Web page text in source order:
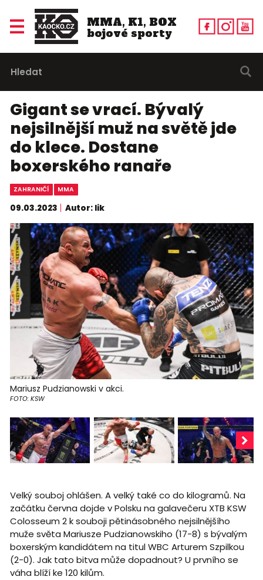
MMA, K1, BOX
bojové sporty
Gigant se vrací. Bývalý
nejsilnější muž na světě jde
do klece. Dostane
boxerského ranaře
ZAHRANIČÍ MMA
09.03.2023 Autor: lik
Mariusz Pudzianowski v akci.
FOTO: KSW
Velký souboj ohlášen. A velký také co do kilogramů. Na
začátku června dojde v Polsku na galavečeru XTB KSW
Colosseum 2 k souboji pětinásobného nejsilnějšího
muže světa Mariusze Pudzianowskiho (17-8) s bývalým
boxerským kandidátem na titul WBC Arturem Szpilkou
(2-0). Jak tato bitva může dopadnout? U prvního se
váha blíží ke 120 kilům.